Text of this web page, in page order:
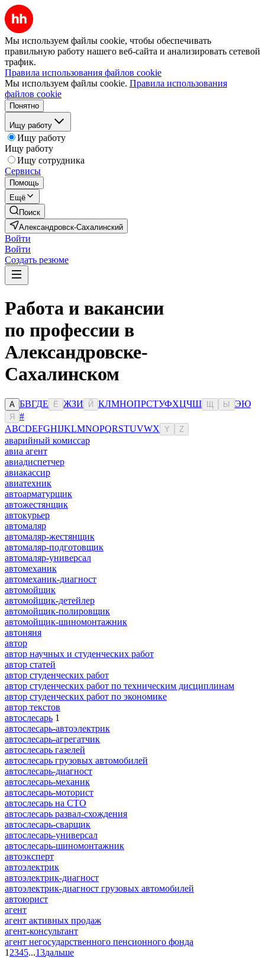
Мы используем файлы cookie, чтобы обеспечивать
правильную работу нашего веб-сайта и анализировать сетевой
трафик.
Правила использования файлов cookie
Мы используем файлы cookie. Правила использования
файлов cookie
Понятно
Ищу работу
Ищу работу
Ищу работу
Ищу сотрудника
Сервисы
Помощь
Ещё
Поиск
Александровск-Сахалинский
Войти
Войти
Создать резюме
Работа и вакансии
по профессии в
Александровске-
Сахалинском
А БВГДЕ Ё ЖЗИ Й КЛМНОПРСТУФХЦЧШ Ы ЭЮ
Я
#
ABCDEFGHIJKLMNOPQRSTUVWX Y Z
аварийный комиссар
авиа агент
авиадиспетчер
авиакассир
авиатехник
автоарматурщик
автожестянщик
автокурьер
автомаляр
автомаляр-жестянщик
автомаляр-подготовщик
автомаляр-универсал
автомеханик
автомеханик-диагност
автомойщик
автомойщик-детейлер
автомойщик-полировщик
автомойщик-шиномонтажник
автоняня
автор
автор научных и студенческих работ
автор статей
автор студенческих работ
автор студенческих работ по техническим дисциплинам
автор студенческих работ по экономике
автор текстов
автослесарь 1
автослесарь-автоэлектрик
автослесарь-агрегатчик
автослесарь газелей
автослесарь грузовых автомобилей
автослесарь-диагност
автослесарь-механик
автослесарь-моторист
автослесарь на СТО
автослесарь развал-схождения
автослесарь-сварщик
автослесарь-универсал
автослесарь-шиномонтажник
автоэксперт
автоэлектрик
автоэлектрик-диагност
автоэлектрик-диагност грузовых автомобилей
автоюрист
агент
агент активных продаж
агент-консультант
агент негосударственного пенсионного фонда
1 2345...13дальше